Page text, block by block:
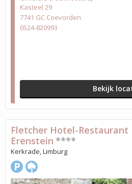
Kasteel 29
7741 GC Coevorden
0524-820993
Bekijk
Fletcher Hotel-Restaurant
Erenstein ****
Kerkrade, Limburg